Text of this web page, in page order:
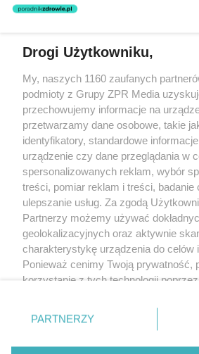
odwołuje się od wyroku w
rozpowszechniany lub dalej
(w tym także elektroniczny lub
eksploatacji w jakiejkolwiek formie,
Internecie bez pisemnej zgody właściciela
lub wykorzystanie utworów w całości lub w
prawa, tzn. bez właściwej zgody, jest
może być ścigane prawnie.
O nas
Informacje prawne
Nasze serwisy
Drogi Użytkowniku,
My, naszych 1160 zaufanych
podmioty z Grupy ZPR Media
przechowujemy informacje na
przetwarzamy dane osobowe, takie
identyfikatory, standardowe
urządzenie czy dane przeglądania w
spersonalizowanych reklam, wybór
treści, pomiar reklam i treści, badanie
ulepszanie usług. Za zgodą
Partnerzy możemy używać
geolokalizacyjnych oraz aktywnie
charakterystykę urządzenia do celów
Ponieważ cenimy Twoją prywatność,
korzystanie z tych technologii
zmienić/wycofać klikając przycisk
znajdujący się w lewym dolnym rogu
rodzaje przetwarzania danych nie
PARTNERZY